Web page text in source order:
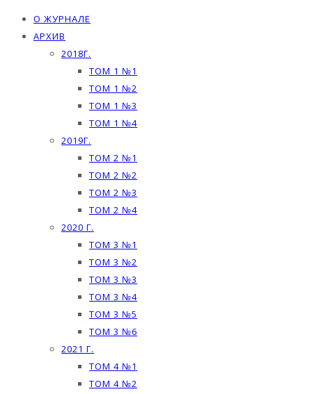
О ЖУРНАЛЕ
АРХИВ
2018Г.
ТОМ 1 №1
ТОМ 1 №2
ТОМ 1 №3
ТОМ 1 №4
2019Г.
ТОМ 2 №1
ТОМ 2 №2
ТОМ 2 №3
ТОМ 2 №4
2020 Г.
ТОМ 3 №1
ТОМ 3 №2
ТОМ 3 №3
ТОМ 3 №4
ТОМ 3 №5
ТОМ 3 №6
2021 Г.
ТОМ 4 №1
ТОМ 4 №2